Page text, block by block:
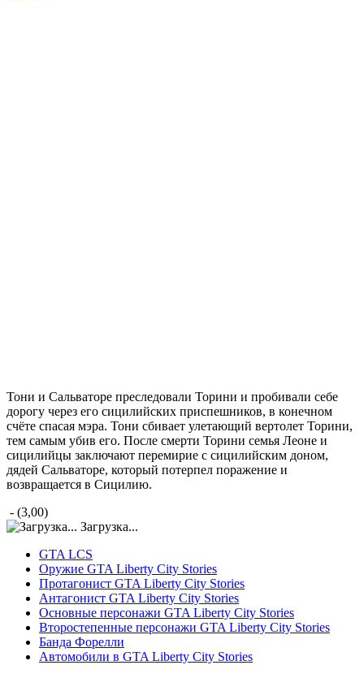
Тони и Сальваторе преследовали Торини и пробивали себе
дорогу через его сицилийских приспешников, в конечном
счёте спасая мэра. Тони сбивает улетающий вертолет Торини,
тем самым убив его. После смерти Торини семья Леоне и
сицилийцы заключают перемирие с сицилийским доном,
дядей Сальваторе, который потерпел поражение и
возвращается в Сицилию.
- (3,00)
Загрузка...
GTA LCS
Оружие GTA Liberty City Stories
Протагонист GTA Liberty City Stories
Антагонист GTA Liberty City Stories
Основные персонажи GTA Liberty City Stories
Второстепенные персонажи GTA Liberty City Stories
Банда Форелли
Автомобили в GTA Liberty City Stories